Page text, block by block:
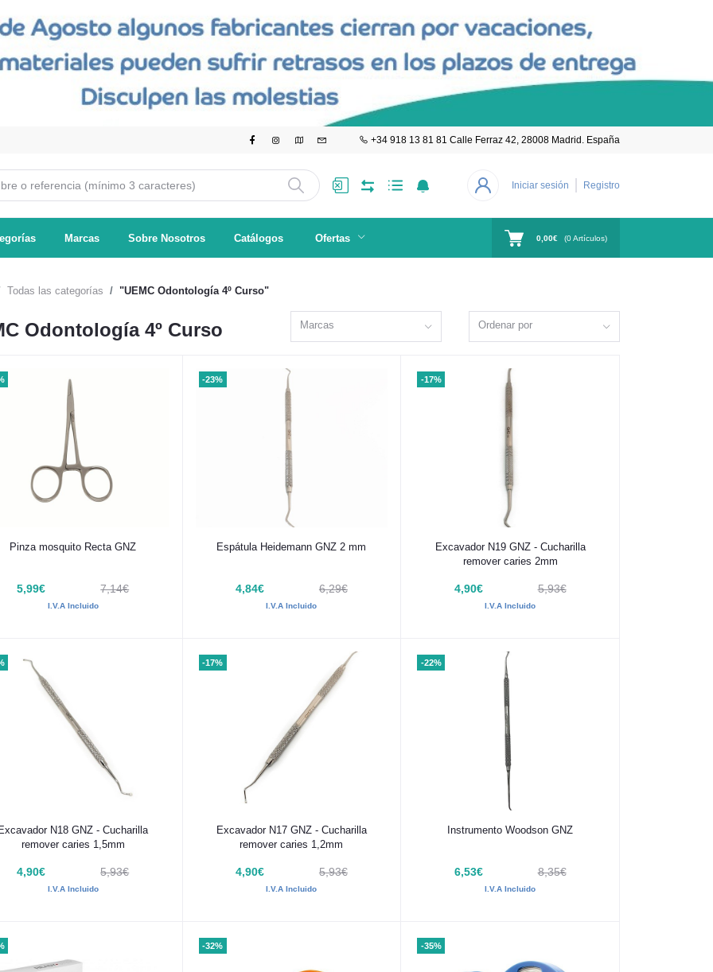
+34 918 13 81 81 Calle Ferraz 42, 28008 Madrid. España
Iniciar sesión Registro
Marcas Sobre Nosotros Catálogos Ofertas 0,00€ (0Artículos)
Todas las categorías "UEMC Odontología 4º Curso"
Odontología 4º Curso Marcas Ordenar por
Añadir al carrito
Pinza mosquito Recta GNZ
5,99€ 7,14€
I.V.A Incluido
-23%
Añadir al carrito
Espátula Heidemann GNZ 2 mm
4,84€ 6,29€
I.V.A Incluido
-17%
Añadir al carrito
Excavador N19 GNZ - Cucharilla
remover caries 2mm
4,90€ 5,93€
I.V.A Incluido
Añadir al carrito
N18 GNZ - Cucharilla
remover caries 1,5mm
4,90€ 5,93€
I.V.A Incluido
-17%
Añadir al carrito
Excavador N17 GNZ - Cucharilla
remover caries 1,2mm
4,90€ 5,93€
I.V.A Incluido
-22%
Añadir al carrito
Instrumento Woodson GNZ
6,53€ 8,35€
I.V.A Incluido
-32% -35%